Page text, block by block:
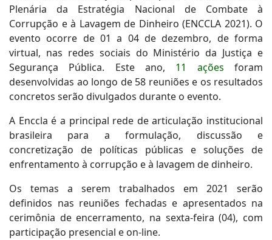
Plenária da Estratégia Nacional de Combate à
Corrupção e à Lavagem de Dinheiro (ENCCLA 2021). O
evento ocorre de 01 a 04 de dezembro, de forma
virtual, nas redes sociais do Ministério da Justiça e
Segurança Pública. Este ano, 11 ações foram
desenvolvidas ao longo de 58 reuniões e os resultados
concretos serão divulgados durante o evento.
A Enccla é a principal rede de articulação institucional
brasileira para a formulação, discussão e
concretização de políticas públicas e soluções de
enfrentamento à corrupção e à lavagem de dinheiro.
Os temas a serem trabalhados em 2021 serão
definidos nas reuniões fechadas e apresentados na
cerimônia de encerramento, na sexta-feira (04), com
participação presencial e on-line.